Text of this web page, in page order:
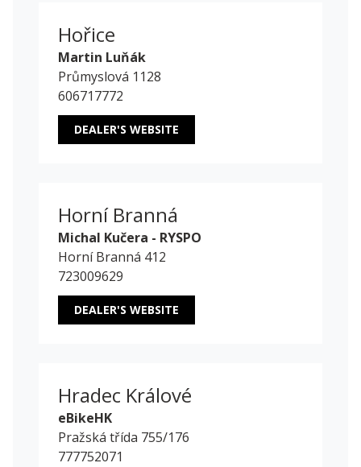
Hořice
Martin Luňák
Průmyslová 1128
606717772
DEALER'S WEBSITE
Horní Branná
Michal Kučera - RYSPO
Horní Branná 412
723009629
DEALER'S WEBSITE
Hradec Králové
eBikeHK
Pražská třída 755/176
777752071